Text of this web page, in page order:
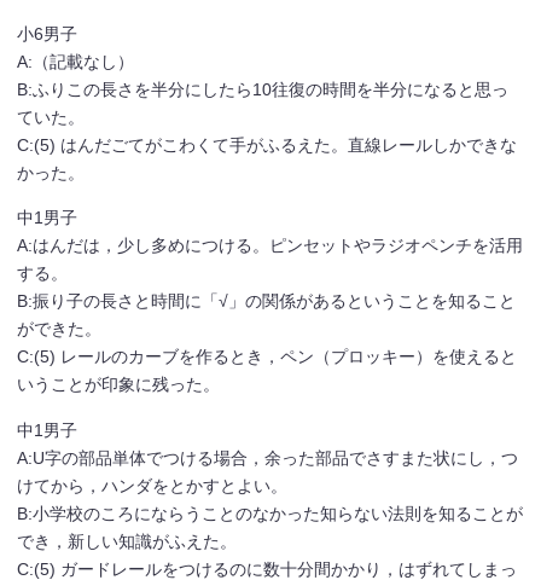
小6男子
A:（記載なし）
B:ふりこの長さを半分にしたら10往復の時間を半分になると思っ
ていた。
C:(5) はんだごてがこわくて手がふるえた。直線レールしかできな
かった。
中1男子
A:はんだは，少し多めにつける。ピンセットやラジオペンチを活用
する。
B:振り子の長さと時間に「√」の関係があるということを知ること
ができた。
C:(5) レールのカーブを作るとき，ペン（プロッキー）を使えると
いうことが印象に残った。
中1男子
A:U字の部品単体でつける場合，余った部品でさすまた状にし，つ
けてから，ハンダをとかすとよい。
B:小学校のころにならうことのなかった知らない法則を知ることが
でき，新しい知識がふえた。
C:(5) ガードレールをつけるのに数十分間かかり，はずれてしまっ